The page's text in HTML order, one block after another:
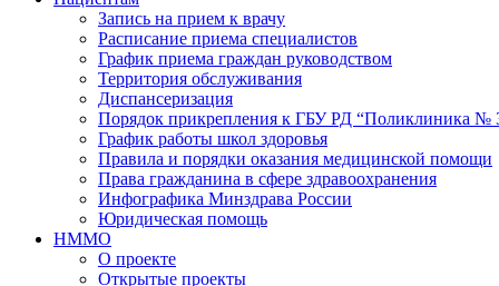
Запись на прием к врачу
Расписание приема специалистов
График приема граждан руководством
Территория обслуживания
Диспансеризация
Порядок прикрепления к ГБУ РД “Поликлиника №
График работы школ здоровья
Правила и порядки оказания медицинской помощи
Права гражданина в сфере здравоохранения
Инфографика Минздрава России
Юридическая помощь
НММО
О проекте
Открытые проекты